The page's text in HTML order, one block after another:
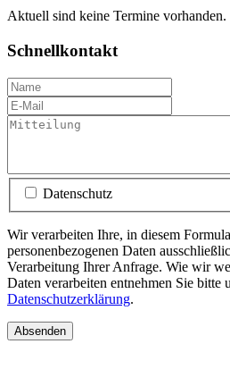
Aktuell sind keine Termine vorhanden.
Schnellkontakt
Datenschutz
Wir verarbeiten Ihre, in diesem
personenbezogenen Daten
Verarbeitung Ihrer Anfrage. Wie wir
Daten verarbeiten entnehmen Sie bitte
Datenschutzerklärung.
Absenden